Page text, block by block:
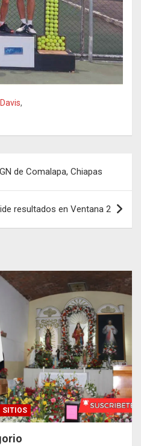
,
de Comalapa, Chiapas
resultados en Ventana 2
SITIOS